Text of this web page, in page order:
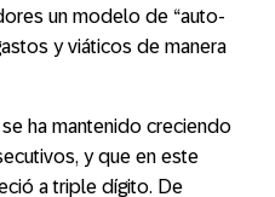
un modelo de “auto-
y viáticos de manera
ha mantenido creciendo
y que en este
a triple dígito. De